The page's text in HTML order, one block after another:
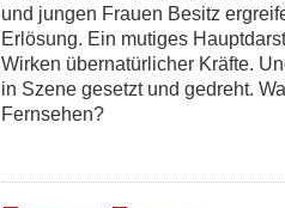
und jungen Frauen Besitz
Erlösung. Ein mutiges
Wirken übernatürlicher Kräfte.
in Szene gesetzt und gedreht.
Fernsehen?